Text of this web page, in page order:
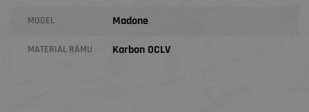
MODEL Madone
MATERIÁL RÁMU Karbon OCLV